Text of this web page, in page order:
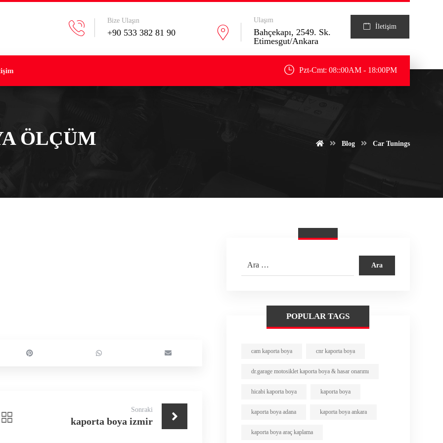
İletişim
Ulaşım
Bahçekapı, 2549. Sk.
Etimesgut/Ankara
Bize Ulaşın
+90 533 382 81 90
Pzt-Cmt: 08::00AM - 18:00PM
ÖLÇÜM
Blog Car Tunings
Sonraki
kaporta boya izmir
POPULAR TAGS
cam kaporta boya cnr kaporta boya
dr.garage motosiklet kaporta boya & hasar onarımı
hicabi kaporta boya kaporta boya
kaporta boya adana kaporta boya ankara
kaporta boya araç kaplama